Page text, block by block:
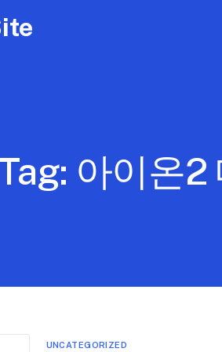
아이온2
UNCATEGORIZED